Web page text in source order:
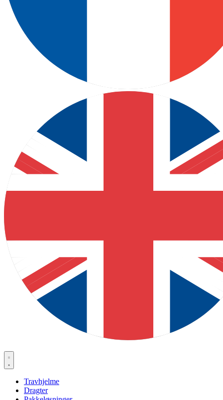
Travhjelme
Dragter